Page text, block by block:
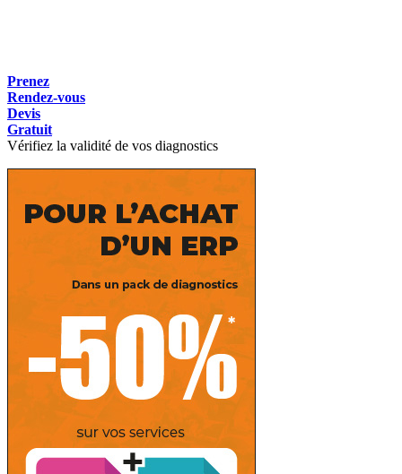
Prenez
Rendez-vous
Devis
Gratuit
Vérifiez la validité de vos diagnostics